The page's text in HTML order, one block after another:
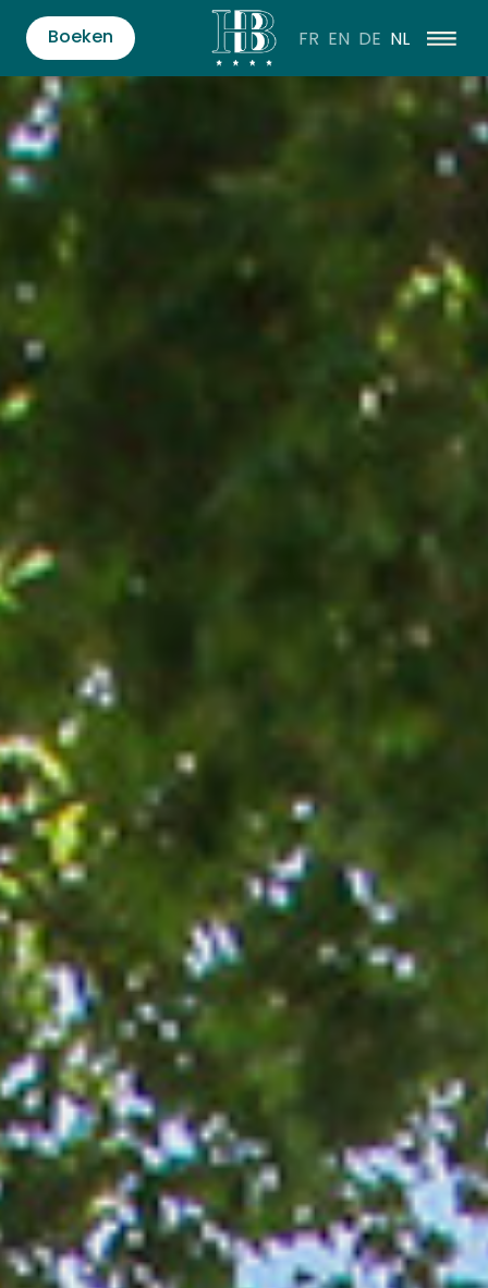
Boeken FR EN DE NL